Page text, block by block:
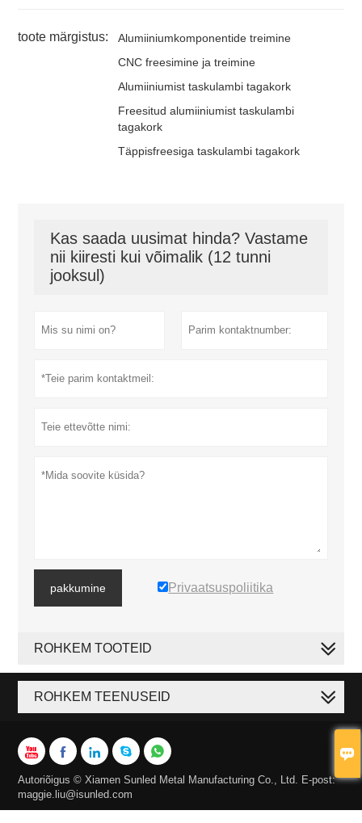

toote märgistus:
Alumiiniumkomponentide treimine
CNC freesimine ja treimine
Alumiiniumist taskulambi tagakork
Freesitud alumiiniumist taskulambi
tagakork
Täppisfreesiga taskulambi tagakork
Kas saada uusimat hinda? Vastame
nii kiiresti kui võimalik (12 tunni
jooksul)
pakkumine Privaatsuspoliitika
ROHKEM TOOTEID
ROHKEM TEENUSEID
    
Autoriõigus © Xiamen Sunled Metal Manufacturing Co., Ltd. E-post:
maggie.liu@isunled.com